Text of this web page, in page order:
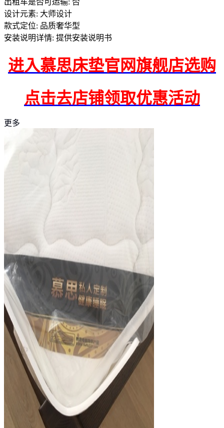
出租车是否可运输: 否
设计元素: 大师设计
款式定位: 品质奢华型
安装说明详情: 提供安装说明书
进入慕思床垫官网旗舰店选购
点击去店铺领取优惠活动
更多